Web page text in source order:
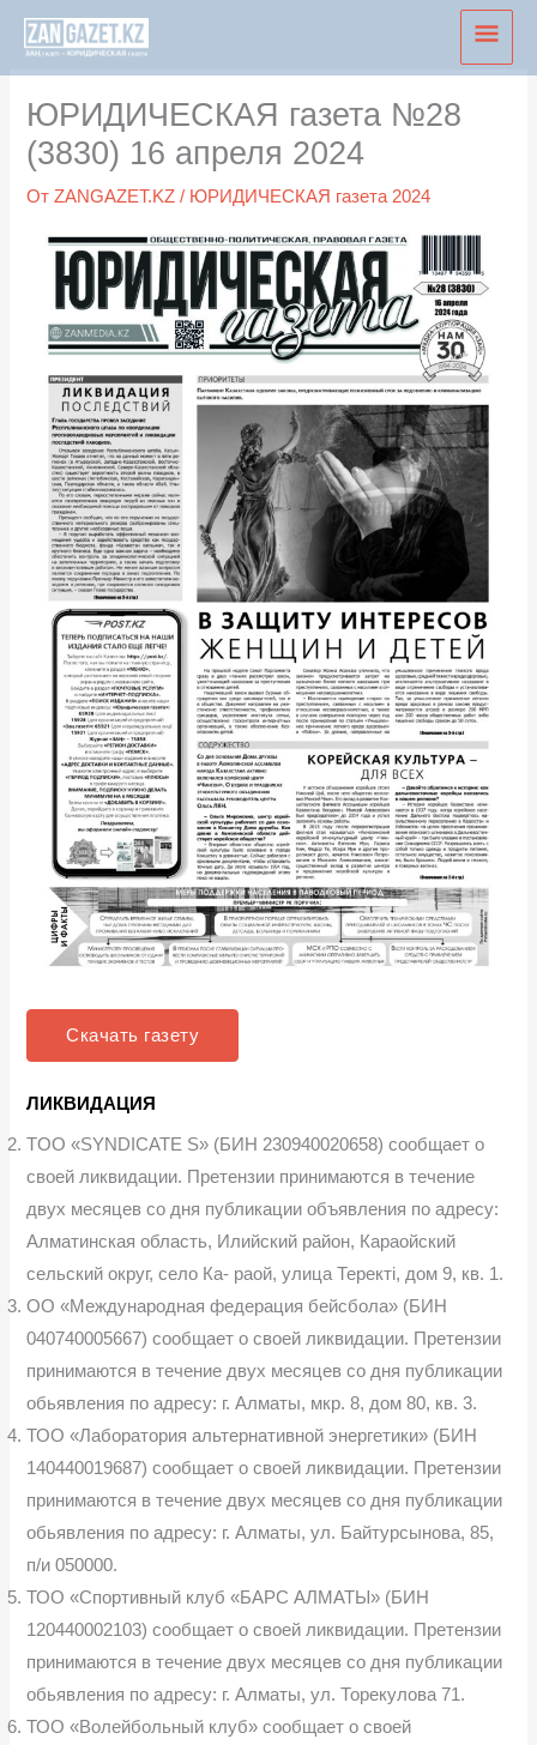
Перейти
содержимому
ЮРИДИЧЕСКАЯ газета №28
(3830) 16 апреля 2024
ОтZANGAZET.KZ/ ЮРИДИЧЕСКАЯ газета 2024
Скачать газету
ЛИКВИДАЦИЯ
TOO «SYNDICATE S» (БИН 230940020658) сообщает о
своей ликвидации. Претензии принимаются в течение
двух месяцев со дня публикации объявления по адресу:
Алматинская область, Илийский район, Караойский
сельский округ, село Ка- раой, улица Теректі, дом 9, кв. 1.
ОО «Международная федерация бейсбола» (БИН
040740005667) сообщает о своей ликвидации. Претензии
принимаются в течение двух месяцев со дня публикации
обьявления по адресу: г. Алматы, мкр. 8, дом 80, кв. 3.
ТОО «Лаборатория альтернативной энергетики» (БИН
140440019687) сообщает о своей ликвидации. Претензии
принимаются в течение двух месяцев со дня публикации
обьявления по адресу: г. Алматы, ул. Байтурсынова, 85,
п/и 050000.
ТОО «Спортивный клуб «БАРС АЛМАТЫ» (БИН
120440002103) сообщает о своей ликвидации. Претензии
принимаются в течение двух месяцев со дня публикации
обьявления по адресу: г. Алматы, ул. Торекулова 71.
ТОО «Волейбольный клуб» сообщает о своей